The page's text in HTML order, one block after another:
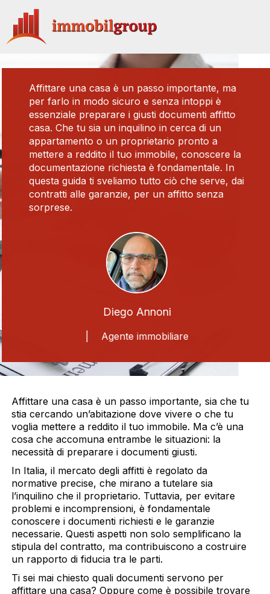
contenuto
Affittare una casa è un passo importante, ma
per farlo in modo sicuro e senza intoppi è
essenziale preparare i giusti documenti affitto
casa. Che tu sia un inquilino in cerca di un
appartamento o un proprietario pronto a
mettere a reddito il tuo immobile, conoscere la
documentazione richiesta è fondamentale. In
questa guida ti sveliamo tutto ciò che serve, dai
contratti alle garanzie, per un affitto senza
sorprese.
Diego Annoni
| Agente immobiliare
Affittare una casa è un passo importante, sia che tu
stia cercando un’abitazione dove vivere o che tu
voglia mettere a reddito il tuo immobile. Ma c’è una
cosa che accomuna entrambe le situazioni: la
necessità di preparare i documenti giusti.
In Italia, il mercato degli affitti è regolato da
normative precise, che mirano a tutelare sia
l’inquilino che il proprietario. Tuttavia, per evitare
problemi e incomprensioni, è fondamentale
conoscere i documenti richiesti e le garanzie
necessarie. Questi aspetti non solo semplificano la
stipula del contratto, ma contribuiscono a costruire
un rapporto di fiducia tra le parti.
Ti sei mai chiesto quali documenti servono per
affittare una casa? Oppure come è possibile trovare